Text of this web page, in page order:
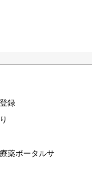
録
薬ポータルサ